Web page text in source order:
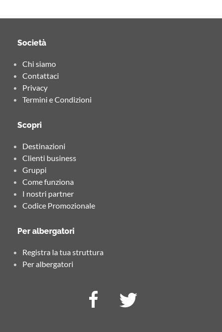
Società
Chi siamo
Contattaci
Privacy
Termini e Condizioni
Scopri
Destinazioni
Clienti business
Gruppi
Come funziona
I nostri partner
Codice Promozionale
Per albergatori
Registra la tua struttura
Per albergatori